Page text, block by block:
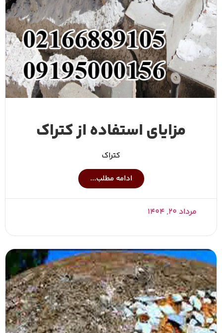
مزایای استفاده از کتراک
کتراک
ادامه مطلب...
مرداد ۲۰, ۱۴۰۴